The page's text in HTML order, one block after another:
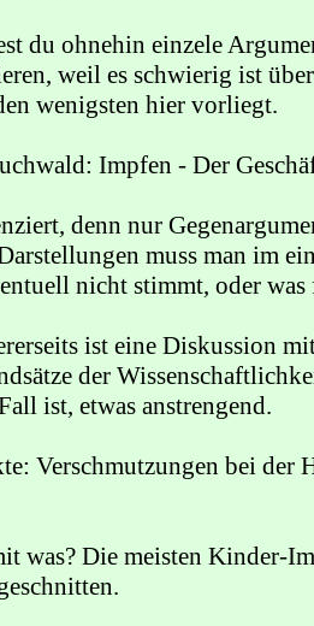
du ohnehin einzele
weil es schwierig ist
wenigsten hier vorliegt.
Impfen - Der
denn nur
muss man im
nicht stimmt, oder was
ist eine Diskussion
der
ist, etwas anstrengend.
Verschmutzungen bei der
was? Die meisten Kinder-